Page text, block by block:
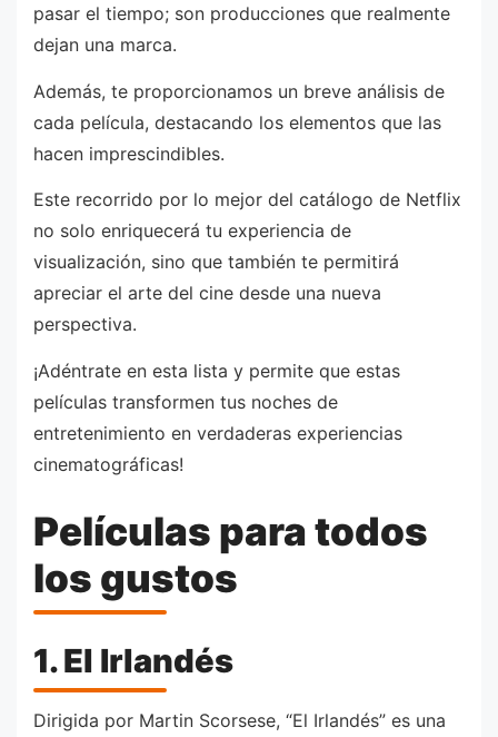
pasar el tiempo; son producciones que realmente
dejan una marca.
Además, te proporcionamos un breve análisis de
cada película, destacando los elementos que las
hacen imprescindibles.
Este recorrido por lo mejor del catálogo de Netflix
no solo enriquecerá tu experiencia de
visualización, sino que también te permitirá
apreciar el arte del cine desde una nueva
perspectiva.
¡Adéntrate en esta lista y permite que estas
películas transformen tus noches de
entretenimiento en verdaderas experiencias
cinematográficas!
Películas para todos
los gustos
1. El Irlandés
Dirigida por Martin Scorsese, “El Irlandés” es una